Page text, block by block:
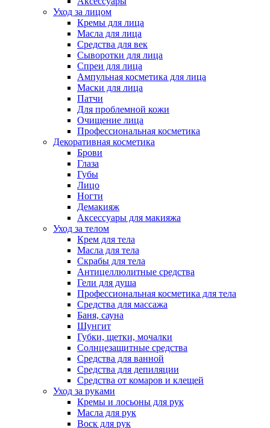
Уход за лицом
Кремы для лица
Масла для лица
Средства для век
Сыворотки для лица
Спреи для лица
Ампульная косметика для лица
Маски для лица
Патчи
Для проблемной кожи
Очищение лица
Профессиональная косметика
Декоративная косметика
Брови
Глаза
Губы
Лицо
Ногти
Демакияж
Аксессуары для макияжа
Уход за телом
Крем для тела
Масла для тела
Скрабы для тела
Антицеллюлитные средства
Гели для душа
Профессиональная косметика для тела
Средства для массажа
Баня, сауна
Шунгит
Губки, щетки, мочалки
Солнцезащитные средства
Средства для ванной
Средства для депиляции
Средства от комаров и клещей
Уход за руками
Кремы и лосьоны для рук
Масла для рук
Воск для рук